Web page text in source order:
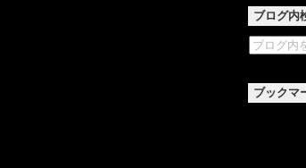
ブログ内
ブックマ